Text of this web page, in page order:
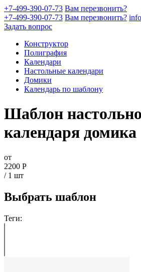
+7-499-390-07-73 Вам перезвонить?
+7-499-390-07-73 Вам перезвонить?
Задать вопрос
Конструктор
Полиграфия
Календари
Настольные календари
Домики
Календарь по шаблону
Шаблон
календаря домика
от
2200 Р
/ 1 шт
Выбрать шаблон
Теги: